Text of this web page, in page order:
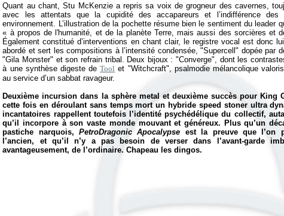
Quant au chant, Stu McKenzie a repris sa voix de grogneur des cavernes,
avec les attentats que la cupidité des accapareurs et l’indifférence
environnement. L’illustration de la pochette résume bien le sentiment du leader
« à propos de l'humanité, et de la planète Terre, mais aussi des sorcières et
Également constitué d’interventions en chant clair, le registre vocal est donc
abordé et sert les compositions à l’intensité condensée, "Supercell" dopée par
"Gila Monster" et son refrain tribal. Deux bijoux : "Converge", dont les
à une synthèse digeste deTool et "Witchcraft", psalmodie mélancolique
au service d’un sabbat ravageur.
Deuxième incursion dans la sphère metal et deuxième succès pour King
cette fois en déroulant sans temps mort un hybride speed stoner ultra
incantatoires rappellent toutefois l’identité psychédélique du collectif,
qu’il incorpore à son vaste monde mouvant et généreux. Plus qu’un
pastiche narquois,PetroDragonic Apocalypse est la preuve que l’on
l’ancien, et qu’il n’y a pas besoin de verser dans l’avant-garde
avantageusement, de l’ordinaire. Chapeau les dingos.